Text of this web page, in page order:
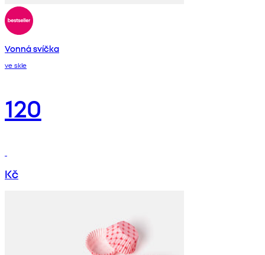
Vonná svíčka
ve skle
120
Kč